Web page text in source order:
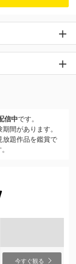
信中です。
間があります。
放題作品を鑑賞で
今すぐ観る